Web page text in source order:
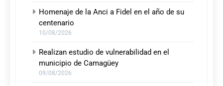
Homenaje de la Anci a Fidel en el año de su
centenario
10/08/2026
Realizan estudio de vulnerabilidad en el
municipio de Camagüey
09/08/2026